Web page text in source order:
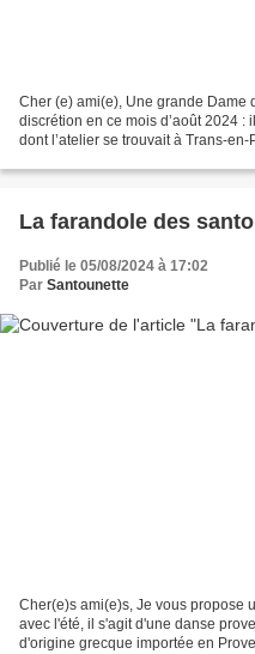
Cher (e) ami(e), Une grande Dame
discrétion en ce mois d’août 2024 :
dont l’atelier se trouvait à Trans-
La farandole des
Publié le 05/08/2024 à 17:02
Par Santounette
Cher(e)s ami(e)s, Je vous propose
avec l'été, il s'agit d'une danse
d'origine grecque importée en